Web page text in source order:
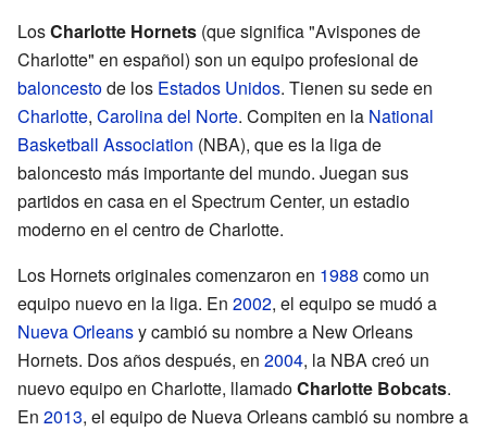
LosCharlotte Hornets (que significa "Avispones de
Charlotte" en español) son un equipo profesional de
baloncestode los Estados Unidos. Tienen su sede en
Charlotte, Carolina del Norte. Compiten en la National
Basketball Association (NBA), que es la liga de
baloncesto más importante del mundo. Juegan sus
partidos en casa en el Spectrum Center, un estadio
moderno en el centro de Charlotte.
Los Hornets originales comenzaron en 1988 como un
equipo nuevo en la liga. En 2002, el equipo se mudó a
Nueva Orleansy cambió su nombre a New Orleans
Hornets. Dos años después, en 2004, la NBA creó un
nuevo equipo en Charlotte, llamadoCharlotte Bobcats.
En 2013, el equipo de Nueva Orleans cambió su nombre a